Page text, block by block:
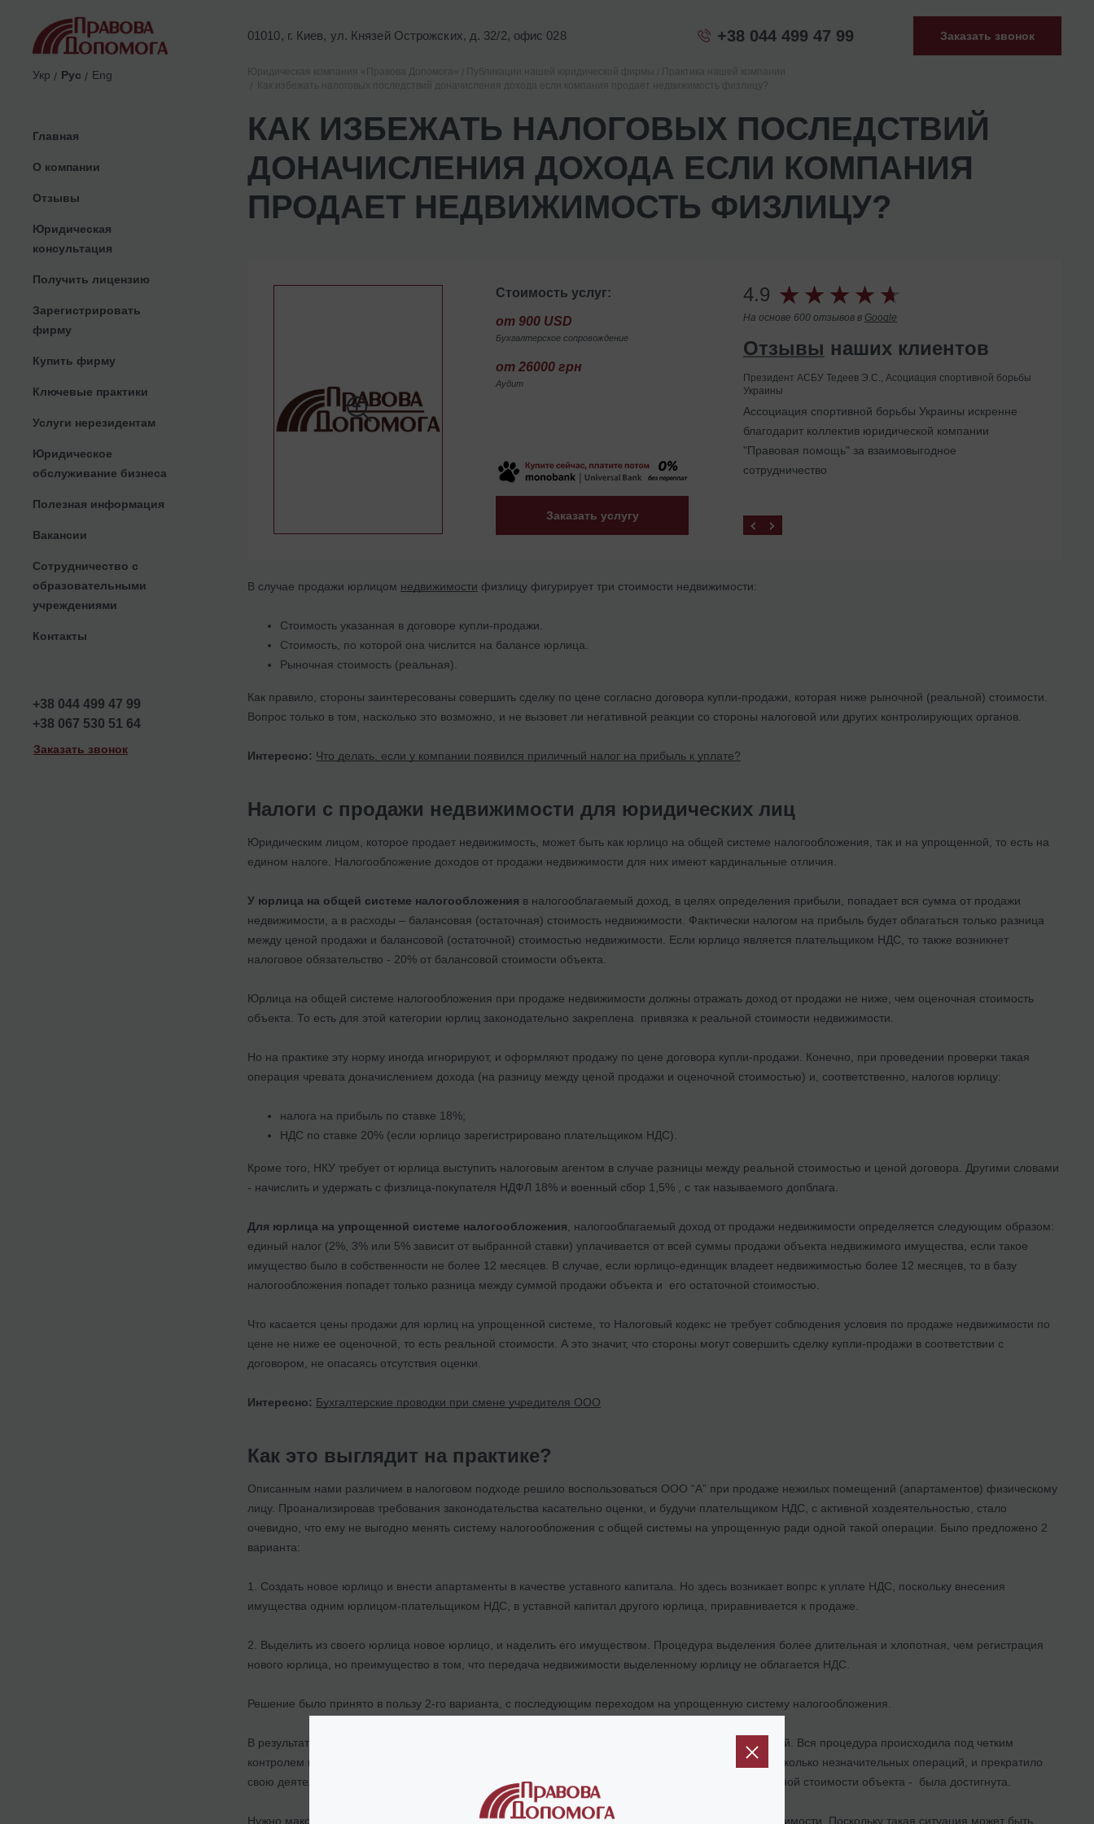
01010, г. Киев, ул. Князей Острожских, д. 32/2, офис 028 +38 044 499 47 99 Заказать звонок
Укр Рус Eng
Главная
О компании
Отзывы
Юридическая
консультация
Получить лицензию
Зарегистрировать
фирму
Купить фирму
Ключевые практики
Услуги нерезидентам
Юридическое
обслуживание бизнеса
Полезная информация
Вакансии
Сотрудничество с
образовательными
учреждениями
Контакты
+38 044 499 47 99
+38 067 530 51 64
Заказать звонок
КАК ИЗБЕЖАТЬ НАЛОГОВЫХ ПОСЛЕДСТВИЙ
ДОНАЧИСЛЕНИЯ ДОХОДА ЕСЛИ КОМПАНИЯ
ПРОДАЕТ НЕДВИЖИМОСТЬ ФИЗЛИЦУ?
Стоимость услуг:
от 900 USD
Бухгалтерское сопровождение
от 26000 грн
Аудит
Заказать услугу
4.9
На основе 600 отзывов в Google
Отзывы наших клиентов
Президент АСБУ Тедеев Э.С., Асоциация спортивной борьбы
Украины
Ассоциация спортивной борьбы Украины искренне
благодарит коллектив юридической компании
"Правовая помощь" за взаимовыгодное
сотрудничество
Помогли с ликвидацией иностранного
представительства в Украине
В случае продажи юрлицом недвижимости физлицу фигурирует три стоимости недвижимости:
Стоимость указанная в договоре купли-продажи.
Стоимость, по которой она числится на балансе юрлица.
Рыночная стоимость (реальная).
Как правило, стороны заинтересованы совершить сделку по цене согласно договора купли-продажи, которая ниже рыночной (реальной) стоимости.
Вопрос только в том, насколько это возможно, и не вызовет ли негативной реакции со стороны налоговой или других контролирующих органов.
Интересно: Что делать, если у компании появился приличный налог на прибыль к уплате?
Налоги с продажи недвижимости для юридических лиц
Юридическим лицом, которое продает недвижимость, может быть как юрлицо на общей системе налогообложения, так и на упрощенной, то есть на
едином налоге. Налогообложение доходов от продажи недвижимости для них имеют кардинальные отличия.
У юрлица на общей системе налогообложения в налогооблагаемый доход, в целях определения прибыли, попадает вся сумма от продажи
недвижимости, а в расходы – балансовая (остаточная) стоимость недвижимости. Фактически налогом на прибыль будет облагаться только разница
между ценой продажи и балансовой (остаточной) стоимостью недвижимости. Если юрлицо является плательщиком НДС, то также возникнет
налоговое обязательство - 20% от балансовой стоимости объекта.
Юрлица на общей системе налогообложения при продаже недвижимости должны отражать доход от продажи не ниже, чем оценочная стоимость
объекта. То есть для этой категории юрлиц законодательно закреплена привязка к реальной стоимости недвижимости.
Но на практике эту норму иногда игнорируют, и оформляют продажу по цене договора купли-продажи. Конечно, при проведении проверки такая
операция чревата доначислением дохода (на разницу между ценой продажи и оценочной стоимостью) и, соответственно, налогов юрлицу:
налога на прибыль по ставке 18%;
НДС по ставке 20% (если юрлицо зарегистрировано плательщиком НДС).
Кроме того, НКУ требует от юрлица выступить налоговым агентом в случае разницы между реальной стоимостью и ценой договора. Другими словами
- начислить и удержать с физлица-покупателя НДФЛ 18% и военный сбор 1,5% , с так называемого допблага.
Для юрлица на упрощенной системе налогообложения , налогооблагаемый доход от продажи недвижимости определяется следующим образом:
единый налог (2%, 3% или 5% зависит от выбранной ставки) уплачивается от всей суммы продажи объекта недвижимого имущества, если такое
имущество было в собственности не более 12 месяцев. В случае, если юрлицо-единщик владеет недвижимостью более 12 месяцев, то в базу
налогообложения попадет только разница между суммой продажи объекта и его остаточной стоимостью.
Что касается цены продажи для юрлиц на упрощенной системе, то Налоговый кодекс не требует соблюдения условия по продаже недвижимости по
цене не ниже ее оценочной, то есть реальной стоимости. А это значит, что стороны могут совершить сделку купли-продажи в соответствии с
договором, не опасаясь отсутствия оценки.
Интересно: Бухгалтерские проводки при смене учредителя ООО
Как это выглядит на практике?
Описанным нами различием в налоговом подходе решило воспользоваться ООО “А” при продаже нежилых помещений (апартаментов) физическому
лицу. Проанализировав требования законодательства касательно оценки, и будучи плательщиком НДС, с активной хоздеятельностью, стало
очевидно, что ему не выгодно менять систему налогообложения с общей системы на упрощенную ради одной такой операции. Было предложено 2
варианта:
1. Создать новое юрлицо и внести апартаменты в качестве уставного капитала. Но здесь возникает вопрс к уплате НДС, поскольку внесения
имущества одним юрлицом-плательщиком НДС, в уставной капитал другого юрлица, приравнивается к продаже.
2. Выделить из своего юрлица новое юрлицо, и наделить его имуществом. Процедура выделения более длительная и хлопотная, чем регистрация
нового юрлица, но преимущество в том, что передача недвижимости выделенному юрлицу не облагается НДС.
Решение было принято в пользу 2-го варианта, с последующим переходом на упрощенную систему налогообложения.
В результате ООО продало недвижимость без НДС, без проведения оценки, по цене ниже рыночной. Вся процедура происходила под четким
контролем юристов и бухгалтера. В дальнейшем это новое (выделенное) юрлицо еще провело несколько незначительных операций, и прекратило
свою деятельность, поскольку цель - продажа недвижимости без НДС, и без дотягивания до рыночной стоимости объекта - была достигнута.
Нужно максимально точно определить причину продажи недвижимости по цене ниже реальной стоимости. Поскольку такая ситуация может быть